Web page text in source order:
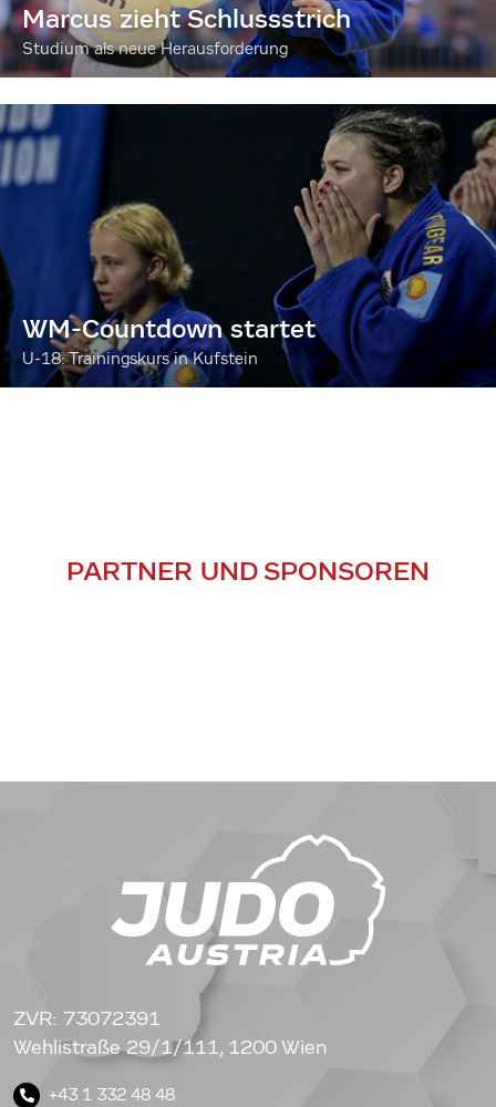
Marcus zieht Schlussstrich
Studium als neue Herausforderung
WM-Countdown startet
U-18: Trainingskurs in Kufstein
PARTNER UND SPONSOREN
ZVR: 73072391
Wehlistraße 29/1/111, 1200 Wien
+43 1 332 48 48